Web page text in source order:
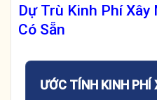
Dự Trù Kinh Phí
Có Sẵn
ƯỚC TÍNH KINH PHÍ